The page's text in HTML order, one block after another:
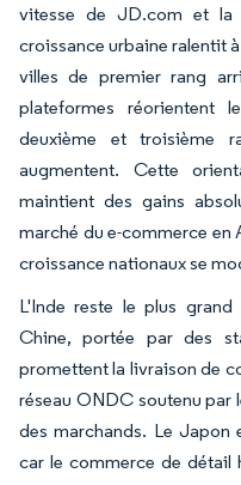
vitesse de JD.com et la
croissance urbaine ralentit
villes de premier rang
plateformes réorientent
deuxième et troisième
augmentent. Cette
maintient des gains
marché du e-commerce en
croissance nationaux se
L'Inde reste le plus
Chine, portée par des
promettent la livraison de
réseau ONDC soutenu par
des marchands. Le Japon
car le commerce de détail